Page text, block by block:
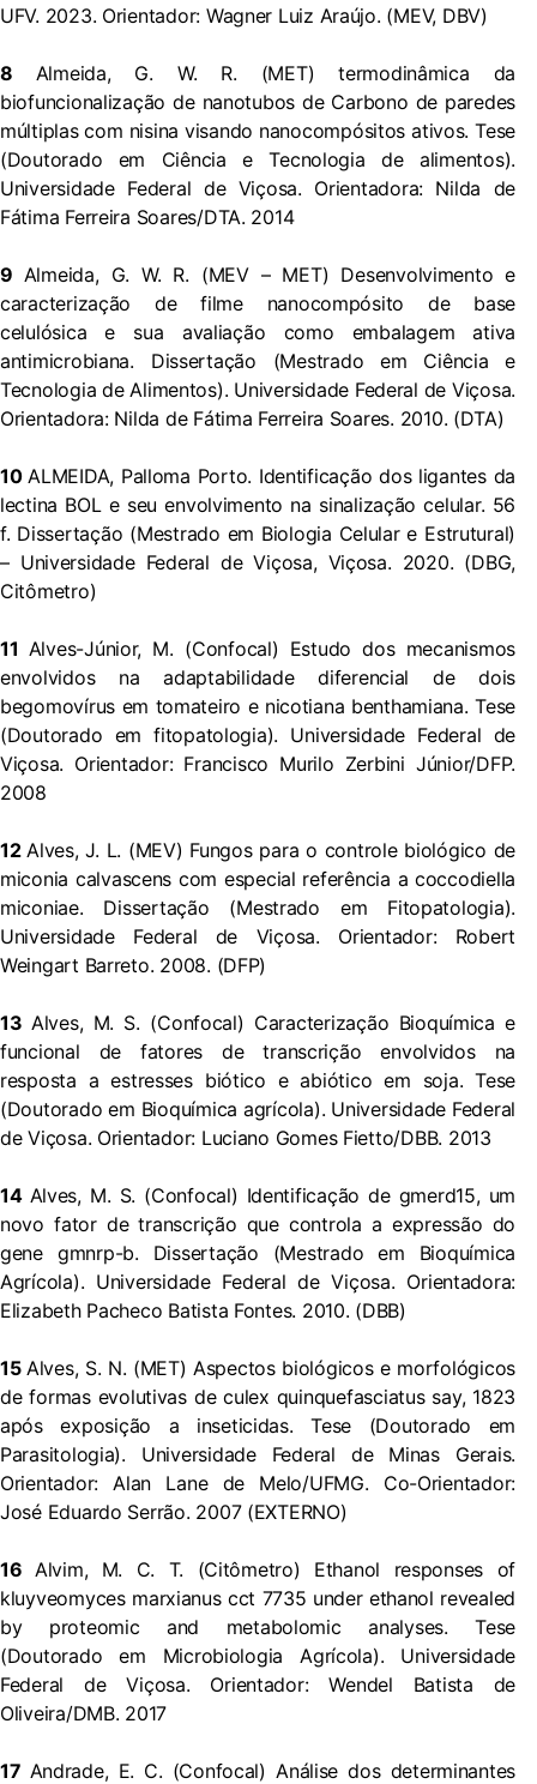
UFV. 2023. Orientador: Wagner Luiz Araújo. (MEV, DBV)
8 Almeida, G. W. R. (MET) termodinâmica da
biofuncionalização de nanotubos de Carbono de paredes
múltiplas com nisina visando nanocompósitos ativos. Tese
(Doutorado em Ciência e Tecnologia de alimentos).
Universidade Federal de Viçosa. Orientadora: Nilda de
Fátima Ferreira Soares/DTA. 2014
9 Almeida, G. W. R. (MEV – MET) Desenvolvimento e
caracterização de filme nanocompósito de base
celulósica e sua avaliação como embalagem ativa
antimicrobiana. Dissertação (Mestrado em Ciência e
Tecnologia de Alimentos). Universidade Federal de Viçosa.
Orientadora: Nilda de Fátima Ferreira Soares. 2010. (DTA)
10ALMEIDA, Palloma Porto. Identificação dos ligantes da
lectina BOL e seu envolvimento na sinalização celular. 56
f. Dissertação (Mestrado em Biologia Celular e Estrutural)
– Universidade Federal de Viçosa, Viçosa. 2020. (DBG,
Citômetro)
11 Alves-Júnior, M. (Confocal) Estudo dos mecanismos
envolvidos na adaptabilidade diferencial de dois
begomovírus em tomateiro e nicotiana benthamiana. Tese
(Doutorado em fitopatologia). Universidade Federal de
Viçosa. Orientador: Francisco Murilo Zerbini Júnior/DFP.
2008
12Alves, J. L. (MEV) Fungos para o controle biológico de
miconia calvascens com especial referência a coccodiella
miconiae. Dissertação (Mestrado em Fitopatologia).
Universidade Federal de Viçosa. Orientador: Robert
Weingart Barreto. 2008. (DFP)
13 Alves, M. S. (Confocal) Caracterização Bioquímica e
funcional de fatores de transcrição envolvidos na
resposta a estresses biótico e abiótico em soja. Tese
(Doutorado em Bioquímica agrícola). Universidade Federal
de Viçosa. Orientador: Luciano Gomes Fietto/DBB. 2013
14 Alves, M. S. (Confocal) Identificação de gmerd15, um
novo fator de transcrição que controla a expressão do
gene gmnrp-b. Dissertação (Mestrado em Bioquímica
Agrícola). Universidade Federal de Viçosa. Orientadora:
Elizabeth Pacheco Batista Fontes. 2010. (DBB)
15 Alves, S. N. (MET) Aspectos biológicos e morfológicos
de formas evolutivas de culex quinquefasciatus say, 1823
após exposição a inseticidas. Tese (Doutorado em
Parasitologia). Universidade Federal de Minas Gerais.
Orientador: Alan Lane de Melo/UFMG. Co-Orientador:
José Eduardo Serrão. 2007 (EXTERNO)
16 Alvim, M. C. T. (Citômetro) Ethanol responses of
kluyveomyces marxianus cct 7735 under ethanol revealed
by proteomic and metabolomic analyses. Tese
(Doutorado em Microbiologia Agrícola). Universidade
Federal de Viçosa. Orientador: Wendel Batista de
Oliveira/DMB. 2017
17 Andrade, E. C. (Confocal) Análise dos determinantes